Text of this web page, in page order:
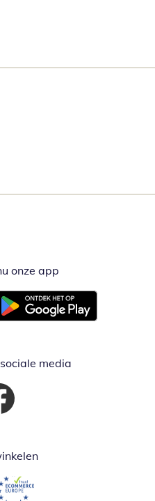
onze app
in nieuw venster
media
in nieuw venster